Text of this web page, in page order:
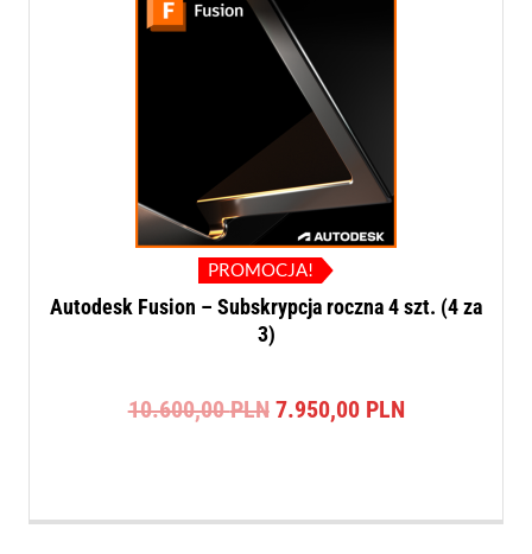
PROMOCJA!
Autodesk Fusion – Subskrypcja roczna 4 szt. (4 za
3)
10.600,00PLN Pierwotna
7.950,00 PLNAktualna